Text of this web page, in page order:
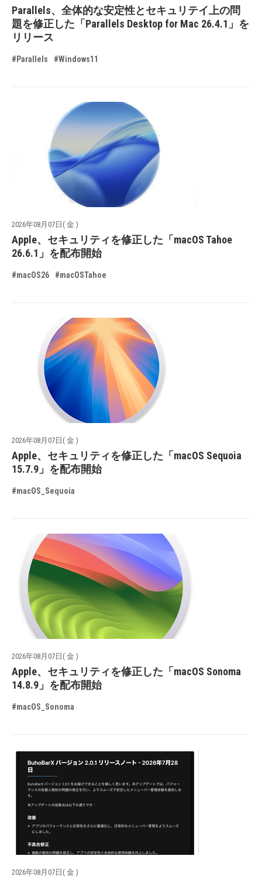
Parallels、全体的な安定性とセキュリテイ上の問
題を修正した「Parallels Desktop for Mac 26.4.1」を
リリース
#Parallels #Windows11
2026年08月07日( 金 )
Apple、セキュリティを修正した「macOS Tahoe
26.6.1」を配布開始
#macOS26 #macOSTahoe
2026年08月07日( 金 )
Apple、セキュリティを修正した「macOS Sequoia
15.7.9」を配布開始
#macOS_Sequoia
2026年08月07日( 金 )
Apple、セキュリティを修正した「macOS Sonoma
14.8.9」を配布開始
#macOS_Sonoma
2026年08月07日( 金 )